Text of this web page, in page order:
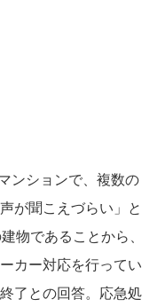
ンションで、複数の
が聞こえづらい」と
物であることから、
カー対応を行ってい
了との回答。応急処